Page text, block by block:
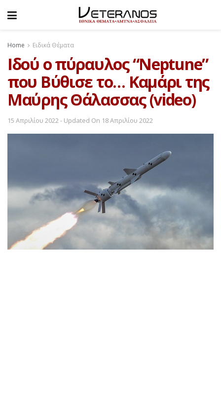
Home Ειδικά Θέματα
Ιδού ο πύραυλος “Neptune”
που Βύθισε το… Καμάρι της
Μαύρης Θάλασσας (video)
15 Απριλίου 2022 - Updated On 18 Απριλίου 2022